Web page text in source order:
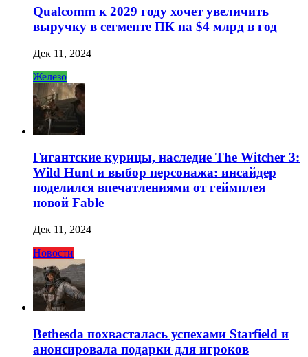
Qualcomm к 2029 году хочет увеличить
выручку в сегменте ПК на $4 млрд в год
Дек 11, 2024
Железо
Гигантские курицы, наследие The Witcher 3:
Wild Hunt и выбор персонажа: инсайдер
поделился впечатлениями от геймплея
новой Fable
Дек 11, 2024
Новости
Bethesda похвасталась успехами Starfield и
анонсировала подарки для игроков